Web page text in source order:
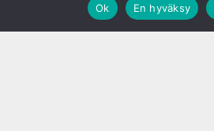
Ok
En hyväksy